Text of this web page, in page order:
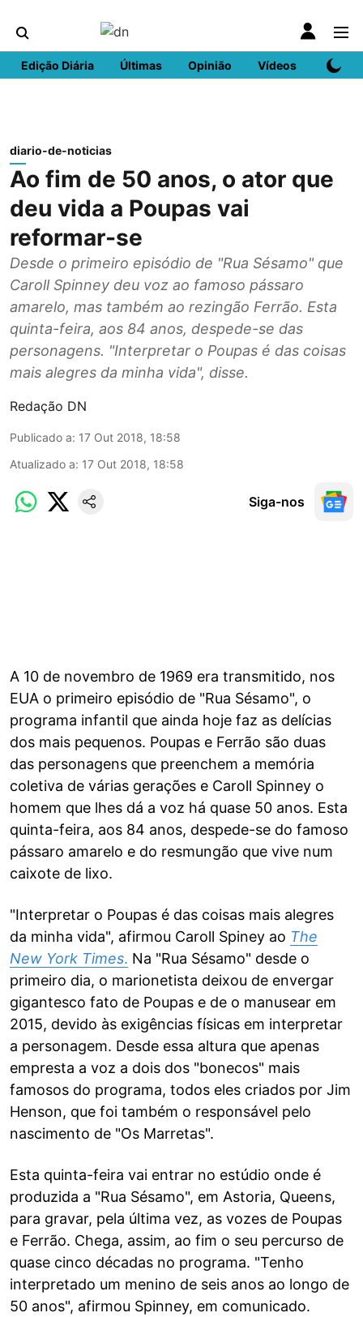
Edição Diária Últimas Opinião Vídeos DN
diario-de-noticias
Ao fim de 50 anos, o ator que
deu vida a Poupas vai
reformar-se
Desde o primeiro episódio de "Rua Sésamo" que
Caroll Spinney deu voz ao famoso pássaro
amarelo, mas também ao rezingão Ferrão. Esta
quinta-feira, aos 84 anos, despede-se das
personagens. "Interpretar o Poupas é das coisas
mais alegres da minha vida", disse.
Redação DN
Publicado a: 17 Out 2018, 18:58
Atualizado a: 17 Out 2018, 18:58
Siga-nos
A 10 de novembro de 1969 era transmitido, nos
EUA o primeiro episódio de "Rua Sésamo", o
programa infantil que ainda hoje faz as delícias
dos mais pequenos. Poupas e Ferrão são duas
das personagens que preenchem a memória
coletiva de várias gerações e Caroll Spinney o
homem que lhes dá a voz há quase 50 anos. Esta
quinta-feira, aos 84 anos, despede-se do famoso
pássaro amarelo e do resmungão que vive num
caixote de lixo.
"Interpretar o Poupas é das coisas mais alegres
da minha vida​​", afirmou Caroll Spiney ao The
New York Times. Na "Rua Sésamo" desde o
primeiro dia, o marionetista deixou de envergar
gigantesco fato de Poupas e de o manusear em
2015, devido às exigências físicas em interpretar
a personagem. Desde essa altura que apenas
empresta a voz a dois dos "bonecos" mais
famosos do programa, todos eles criados por Jim
Henson, que foi também o responsável pelo
nascimento de "Os Marretas".
Esta quinta-feira vai entrar no estúdio onde é
produzida a "Rua Sésamo", em Astoria, Queens,
para gravar, pela última vez, as vozes de Poupas
e Ferrão. Chega, assim, ao fim o seu percurso de
quase cinco décadas no programa. "Tenho
interpretado um menino de seis anos ao longo de
50 anos", afirmou Spinney, em comunicado.